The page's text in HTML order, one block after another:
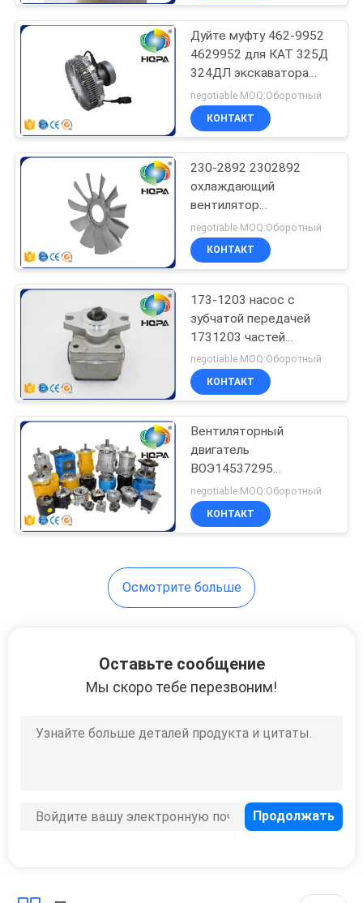
Гидравлические
наборы
уплотнения
мотора
98
ТК нефти печать
74
Плавая
уплотнение масла
Набор уплотнения
совместный набор
Дуйте муфту 462-9952
4629952 для КАТ 325Д
324ДЛ экскаватора
гусеницы
negotiable MOQ:Оборотный
КОНТАКТ
230-2892 2302892
охлаждающий
вентилятор
экскаватора запасных
частей Э324
экскаватора гусеницы
negotiable MOQ:Оборотный
КОНТАКТ
173-1203 насос с
зубчатой передачей
1731203 частей
экскаватора запасных
для КАТ 312К 315Д
насоса пилота СБС80
negotiable MOQ:Оборотный
КОНТАКТ
Вентиляторный
двигатель
ВОЭ14537295
14537295 для Вольво
ЭК460Б ЭК460К
ПЛ4608 ПЛ4611
negotiable MOQ:Оборотный
КОНТАКТ
Осмотрите больше
Оставьте сообщение
Мы скоро тебе перезвоним!